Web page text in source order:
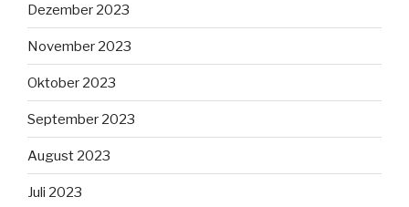
Dezember 2023
November 2023
Oktober 2023
September 2023
August 2023
Juli 2023